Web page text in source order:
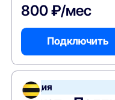
800 ₽/мес
Подключить
Акция